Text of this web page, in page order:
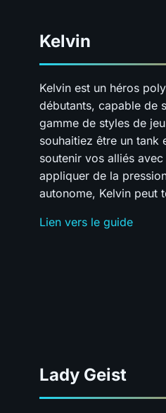
Kelvin
Kelvin est un héros
débutants, capable de
gamme de styles de
souhaitiez être un tank
soutenir vos alliés
appliquer de la
autonome, Kelvin peut
Lien vers le guide
Lady Geist